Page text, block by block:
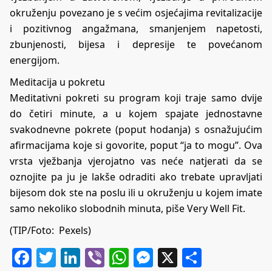
okruženju povezano je s većim osjećajima revitalizacije
i pozitivnog angažmana, smanjenjem napetosti,
zbunjenosti, bijesa i depresije te povećanom
energijom.
Meditacija u pokretu
Meditativni pokreti su program koji traje samo dvije
do četiri minute, a u kojem spajate jednostavne
svakodnevne pokrete (poput hodanja) s osnažujućim
afirmacijama koje si govorite, poput “ja to mogu”. Ova
vrsta vježbanja vjerojatno vas neće natjerati da se
oznojite pa ju je lakše odraditi ako trebate upravljati
bijesom dok ste na poslu ili u okruženju u kojem imate
samo nekoliko slobodnih minuta, piše Very Well Fit.
(TIP/Foto: Pexels)
Facebook
Twitter
LinkedIn
ViberWhatsApp
Messenger
X